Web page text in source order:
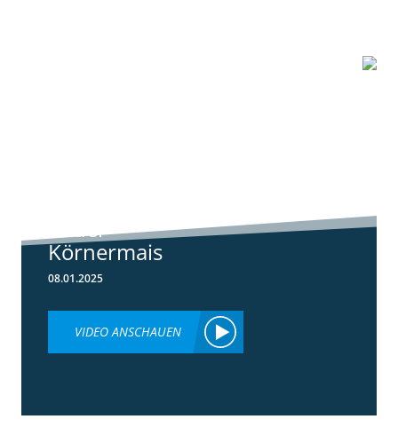
neuer
Körnermais
08.01.2025
VIDEO ANSCHAUEN